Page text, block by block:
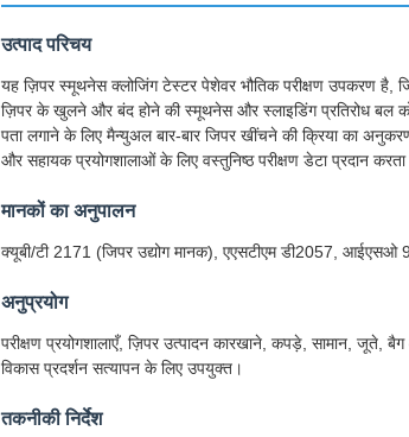
उत्पाद परिचय
यह ज़िपर स्मूथनेस क्लोजिंग टेस्टर पेशेवर भौतिक परीक्षण उपकरण है,
ज़िपर के खुलने और बंद होने की स्मूथनेस और स्लाइडिंग प्रतिरोध बल
पता लगाने के लिए मैन्युअल बार-बार जिपर खींचने की क्रिया का
और सहायक प्रयोगशालाओं के लिए वस्तुनिष्ठ परीक्षण डेटा प्रदान
मानकों का अनुपालन
क्यूबी/टी 2171 (जिपर उद्योग मानक), एएसटीएम डी2057,
अनुप्रयोग
परीक्षण प्रयोगशालाएँ, ज़िपर उत्पादन कारखाने, कपड़े, सामान, जूते,
विकास प्रदर्शन सत्यापन के लिए उपयुक्त।
तकनीकी निर्देश